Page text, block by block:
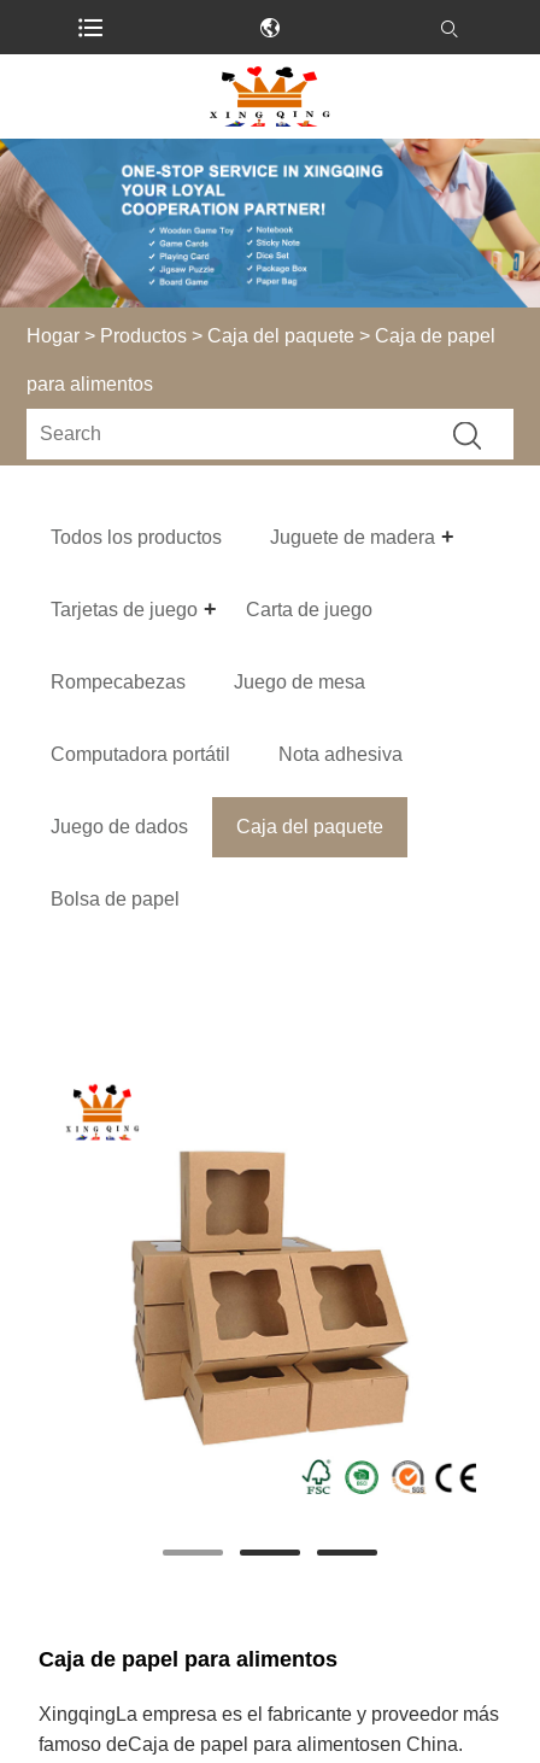
Hogar > Productos > Caja del paquete > Caja de papel
para alimentos
Todos los productos Juguete de madera
Tarjetas de juego Carta de juego
Rompecabezas Juego de mesa
Computadora portátil Nota adhesiva
Juego de dados Caja del paquete
Bolsa de papel
Caja de papel para alimentos
Xingqing La empresa es el fabricante y proveedor más
famoso deCaja de papel para alimentosen China.